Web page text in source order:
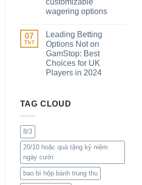
wagering options
07
Th7
Leading Betting
Options Not on
GamStop: Best
Choices for UK
Players in 2024
TAG CLOUD
8/3
20/10 hoặc quà tặng kỷ niệm
ngày cưới
bao bì hộp bánh trung thu